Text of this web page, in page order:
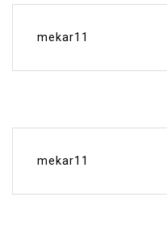
mekar11
mekar11